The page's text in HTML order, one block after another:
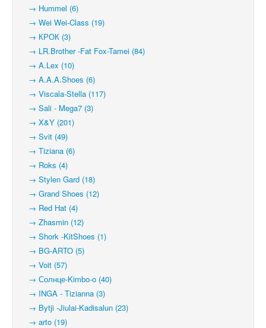
→ Hummel (6)
→ Wei Wei-Class (19)
→ КРОК (3)
→ LR.Brother -Fat Fox-Tamei (84)
→ A.Lex (10)
→ A.A.A.Shoes (6)
→ Viscala-Stella (117)
→ Sali - Mega7 (3)
→ X&Y (201)
→ Svit (49)
→ Tiziana (6)
→ Roks (4)
→ Stylen Gard (18)
→ Grand Shoes (12)
→ Red Hat (4)
→ Zhasmin (12)
→ Shork -KitShoes (1)
→ BG-ARTO (5)
→ Voit (57)
→ Солнце-Kimbo-o (40)
→ INGA - Tizianna (3)
→ Bytji -Jiulai-Kadisalun (23)
→ arto (19)